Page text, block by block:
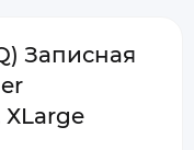
Записная
ХLarge